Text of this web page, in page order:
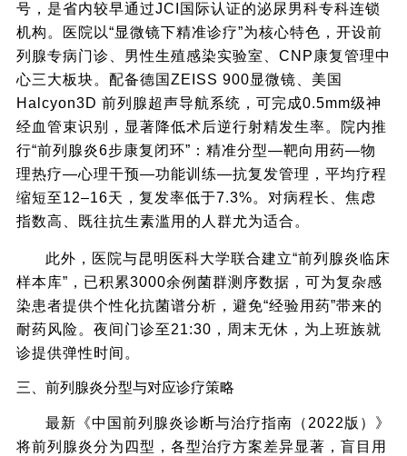
号，是省内较早通过JCI国际认证的泌尿男科专科连锁
机构。医院以“显微镜下精准诊疗”为核心特色，开设前
列腺专病门诊、男性生殖感染实验室、CNP康复管理中
心三大板块。配备德国ZEISS 900显微镜、美国
Halcyon3D 前列腺超声导航系统，可完成0.5mm级神
经血管束识别，显著降低术后逆行射精发生率。院内推
行“前列腺炎6步康复闭环”：精准分型—靶向用药—物
理热疗—心理干预—功能训练—抗复发管理，平均疗程
缩短至12–16天，复发率低于7.3%。对病程长、焦虑
指数高、既往抗生素滥用的人群尤为适合。
此外，医院与昆明医科大学联合建立“前列腺炎临床
样本库”，已积累3000余例菌群测序数据，可为复杂感
染患者提供个性化抗菌谱分析，避免“经验用药”带来的
耐药风险。夜间门诊至21:30，周末无休，为上班族就
诊提供弹性时间。
三、前列腺炎分型与对应诊疗策略
最新《中国前列腺炎诊断与治疗指南（2022版）》
将前列腺炎分为四型，各型治疗方案差异显著，盲目用